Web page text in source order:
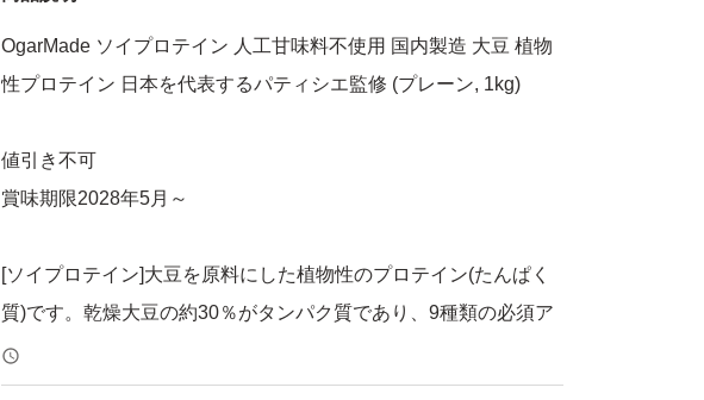
OgarMade ソイプロテイン 人工甘味料不使用 国内製造 大豆 植物
性プロテイン 日本を代表するパティシエ監修 (プレーン, 1kg)
値引き不可
賞味期限2028年5月～
[ソイプロテイン]大豆を原料にした植物性のプロテイン(たんぱく
質)です。乾燥大豆の約30％がタンパク質であり、9種類の必須ア
ミノ酸が含まれているのが特徴です。
[原料へのこだわり]植物由来であるステビアを使用しております。